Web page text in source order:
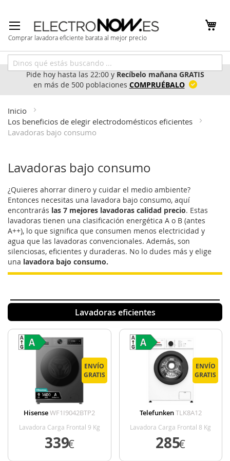
al
contenido
Comprar lavadora eficiente barata al mejor precio
Pide hoy hasta las 22:00 yRecíbelo mañana GRATIS
en más de 500 poblaciones COMPRUÉBALO
Inicio
Los beneficios de elegir electrodomésticos eficientes
Lavadoras bajo consumo
Lavadoras bajo consumo
¿Quieres ahorrar dinero y cuidar el medio ambiente?
Entonces necesitas una lavadora bajo consumo, aquí
encontrarás las 7 mejores lavadoras calidad precio. Estas
lavadoras tienen una clasificación energética A o B (antes
A++), lo que significa que consumen menos electricidad y
agua que las lavadoras convencionales. Además, son
silenciosas, eficientes y duraderas. No lo dudes más y elige
una lavadora bajo consumo.
Lavadoras eficientes
ENVÍO
GRATIS
HisenseWF1I9042BTP2
Lavadora Carga Frontal 9 Kg
1400 Rpm A Negra
339
€
ENVÍO
GRATIS
TelefunkenTLK8A12
Lavadora Carga Frontal 8 Kg
1200 Rpm A Blanco Con Tapa
Desmontable
285
€